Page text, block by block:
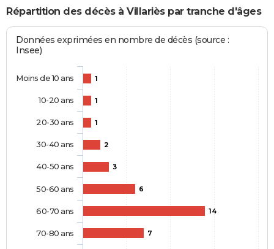
Répartition des décès à Villariès par tranche d'âges
Données exprimées en nombre de décès (source :
Insee)
1
1
1
2
3
6
14
7
Moins de 10 ans
10-20 ans
20-30 ans
30-40 ans
40-50 ans
50-60 ans
60-70 ans
70-80 ans